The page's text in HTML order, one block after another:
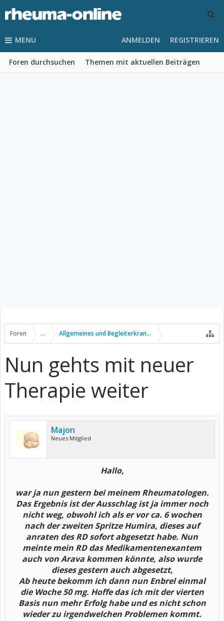
MENU
Foren durchsuchen Themen mit aktuellen Beiträgen
ANMELDEN REGISTRIEREN
Foren ... Allgemeines und Begleiterkrankungen
Nun gehts mit neuer
Therapie weiter
Majon
Neues Mitglied
Hallo,
war ja nun gestern bei meinem Rheumatologen.
Das Ergebnis ist der Ausschlag ist ja immer noch
nicht weg, obwohl ich als er vor ca. 6 wochen
nach der zweiten Spritze Humira, dieses auf
anraten des RD sofort abgesetzt habe. Nun
meinte mein RD das Medikamentenexantem
auch von Arava kommen könnte, also wurde
dieses gestern auch abgesetzt,
Ab heute bekomm ich dann nun Enbrel einmal
die Woche 50 mg. Hoffe das ich mit der vierten
Basis nun mehr Erfolg habe und es nicht schon
wieder zu irgendwelchen Problemen kommt.